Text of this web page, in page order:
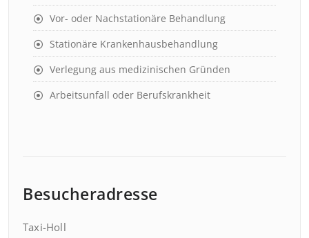
Vor- oder Nachstationäre Behandlung
Stationäre Krankenhausbehandlung
Verlegung aus medizinischen Gründen
Arbeitsunfall oder Berufskrankheit
Besucheradresse
Taxi-Holl